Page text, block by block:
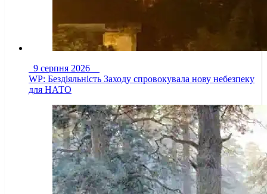
9 серпня 2026
WP: Бездіяльність Заходу спровокувала нову небезпеку
для НАТО